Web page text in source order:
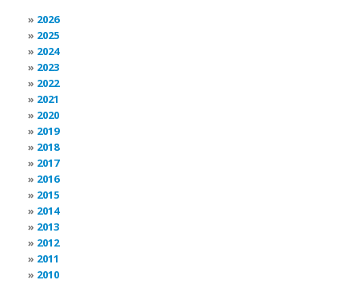
2026
2025
2024
2023
2022
2021
2020
2019
2018
2017
2016
2015
2014
2013
2012
2011
2010